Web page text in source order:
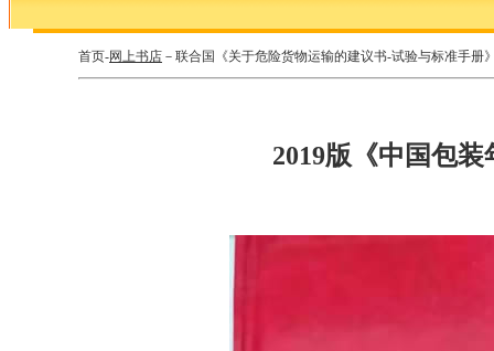
首页-网上书店 －联合国《关于危险货物运输的建议书-试验与标准手册
2019版《中国包